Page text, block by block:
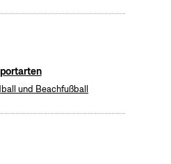
und Beachfußball